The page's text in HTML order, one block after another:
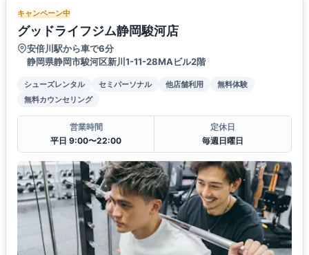
キャンペーン中
グッドライフジム静岡駿河店
安倍川駅から車で6分
静岡県静岡市駿河区新川1-11-28MAビル2階
シューズレンタル セミパーソナル 他店舗利用
無料体験
無料カウンセリング
営業時間
平日 9:00〜22:00
定休日
毎週日曜日